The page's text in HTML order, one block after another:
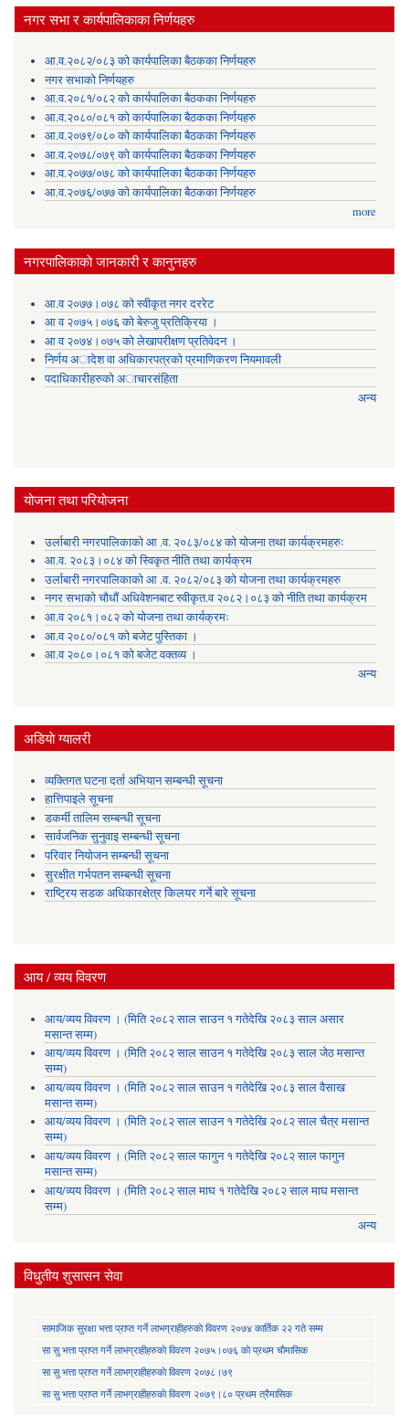
नगर सभा र कार्यपालिकाका निर्णयहरु
आ.व.२०८२/०८३ को कार्यपालिका बैठकका निर्णयहरु
नगर सभाको निर्णयहरु
आ.व.२०८१/०८२ को कार्यपालिका बैठकका निर्णयहरु
आ.व.२०८०/०८१ को कार्यपालिका बैठकका निर्णयहरु
आ.व.२०७९/०८० को कार्यपालिका बैठकका निर्णयहरु
आ.व.२०७८/०७९ को कार्यपालिका बैठकका निर्णयहरु
आ.व.२०७७/०७८ को कार्यपालिका बैठकका निर्णयहरु
आ.व.२०७६/०७७ को कार्यपालिका बैठकका निर्णयहरु
more
नगरपालिकाकाे जानकारी र कानुनहरु
आ.व २०७७।०७८ को स्वीकृत नगर दररेट
आ व २०७५।०७६ को बेरुजु प्रतिक्रिया ।
आ व २०७४।०७५ काे लेखापरीक्षण प्रतिवेदन ।
निर्णय अादेश वा अधिकारपत्रकाे प्रमाणिकरण नियमावली
पदाधिकारीहरुको अाचारसंहिता
अन्य
योजना तथा परियोजना
उर्लाबारी नगरपालिकाको आ .व. २०८३/०८४ को योजना तथा कार्यक्रमहरुः
आ.व. २०८३।०८४ को स्विकृत नीति तथा कार्यक्रम
उर्लाबारी नगरपालिकाको आ .व. २०८२/०८३ को योजना तथा कार्यक्रमहरु
नगर सभाको चौधौं अधिवेशनबाट स्वीकृत.व २०८२।०८३ को नीति तथा कार्यक्रम
आ.व २०८१।०८२ को योजना तथा कार्यक्रमः
आ.व २०८०/०८१ को बजेट पुस्तिका ।
आ.व २०८०।०८१ को बजेट वक्तव्य ।
अन्य
अडियाे ग्यालरी
व्यक्तिगत घटना दर्ता अभियान सम्बन्धी सूचना
हात्तिपाइले सूचना
डकर्मी तालिम सम्बन्धी सूचना
सार्वजनिक सुनुवाइ सम्बन्धी सूचना
परिवार नियोजन सम्बन्धी सूचना
सुरक्षीत गर्भपतन सम्बन्धी सूचना
राष्ट्रिय सडक अधिकारक्षेत्र किलयर गर्ने बारे सूचना
आय / व्यय विवरण
आय/व्यय विवरण । (मिति २०८२ साल साउन १ गतेदेखि २०८३ साल असार
मसान्त सम्म)
आय/व्यय विवरण । (मिति २०८२ साल साउन १ गतेदेखि २०८३ साल जेठ मसान्त
सम्म)
आय/व्यय विवरण । (मिति २०८२ साल साउन १ गतेदेखि २०८३ साल वैसाख
मसान्त सम्म)
आय/व्यय विवरण । (मिति २०८२ साल साउन १ गतेदेखि २०८२ साल चैत्र मसान्त
सम्म)
आय/व्यय विवरण । (मिति २०८२ साल फागुन १ गतेदेखि २०८२ साल फागुन
मसान्त सम्म)
आय/व्यय विवरण । (मिति २०८२ साल माघ १ गतेदेखि २०८२ साल माघ मसान्त
सम्म)
अन्य
विधुतीय शुसासन सेवा
सामाजिक सुरक्षा भत्ता प्राप्त गर्ने लाभग्राहीहरुकाे विवरण २०७४ कार्तिक २२ गते सम्म
सा‍ सु भत्ता प्राप्त गर्ने लाभग्राहीहरुकाे विवरण २०७५।०७६ काे प्रथम चाैमासिक
सा‍ सु भत्ता प्राप्त गर्ने लाभग्राहीहरुकाे विवरण २०७८।७९
सा‍ सु भत्ता प्राप्त गर्ने लाभग्राहीहरुकाे विवरण २०७९।८० प्रथम त्रैमासिक